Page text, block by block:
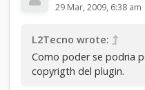
29 Mar, 2009, 6:38 am
L2Tecno wrote:
Como poder se podria
copyrigth del plugin.